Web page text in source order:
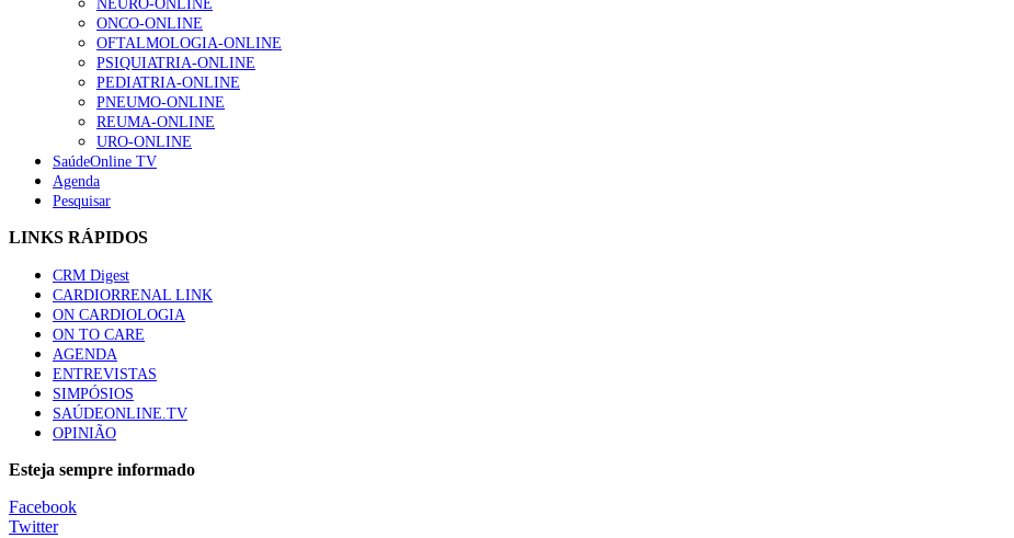
“Os programas de rastreio do cancro do pulmão são custo-efetivos e representam um investimento sustentável para os sistemas de saúde”
66 visualizações
Trodelvy aprovado para primeira linha no cancro da mama triplo negativo metastático em doentes não elegíveis para inibidores PD-(L)1
61 visualizações
Especialistas defendem mais potássio na alimentação para ajudar a controlar a hipertensão
57 visualizações
MAIS NOTÍCIAS
Sindicato diz que nova carreira de médicos dentistas reforça estabilidade no SNS
NEURO-ONLINE
ONCO-ONLINE
OFTALMOLOGIA-ONLINE
PSIQUIATRIA-ONLINE
PEDIATRIA-ONLINE
PNEUMO-ONLINE
REUMA-ONLINE
URO-ONLINE
SaúdeOnline TV
Agenda
Pesquisar
LINKS RÁPIDOS
CRM Digest
CARDIORRENAL LINK
ON CARDIOLOGIA
ON TO CARE
AGENDA
ENTREVISTAS
SIMPÓSIOS
SAÚDEONLINE.TV
OPINIÃO
Esteja sempre informado
Facebook
Twitter